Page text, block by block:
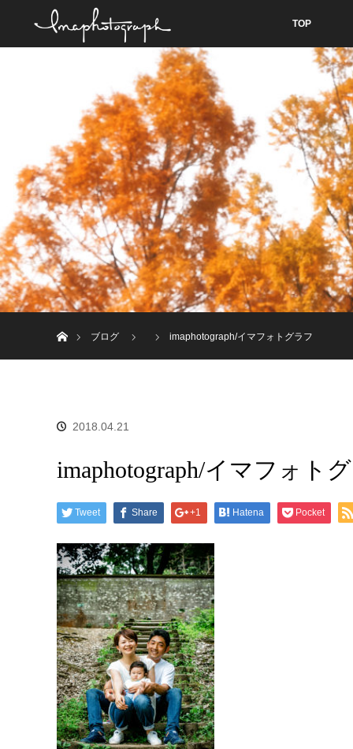
TOP
ブログ
imaphotograph/イマフォトグラフ
2018.04.21
imaphotograph/イマフォト
Tweet Share +1 Hatena Pocket